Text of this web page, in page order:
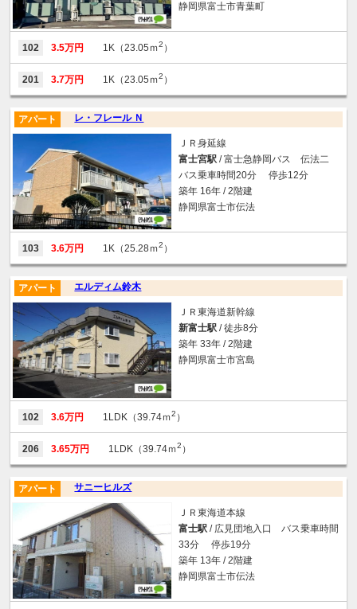
静岡県富士市青葉町
102 3.5万円 1K（23.05ｍ2 ）
201 3.7万円 1K（23.05ｍ2 ）
レ・フレール Ｎ
アパート
ＪＲ身延線
富士宮駅 / 富士急静岡バス 伝法二
バス乗車時間20分 停歩12分
築年 16年 / 2階建
静岡県富士市伝法
103 3.6万円 1K（25.28ｍ2 ）
エルディム鈴木
アパート
ＪＲ東海道新幹線
新富士駅 / 徒歩8分
築年 33年 / 2階建
静岡県富士市宮島
102 3.6万円 1LDK（39.74ｍ2 ）
206 3.65万円 1LDK（39.74ｍ2 ）
サニーヒルズ
アパート
ＪＲ東海道本線
富士駅 / 広見団地入口 バス乗車時間
33分 停歩19分
築年 13年 / 2階建
静岡県富士市伝法